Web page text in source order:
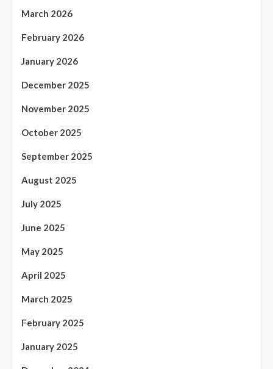
March 2026
February 2026
January 2026
December 2025
November 2025
October 2025
September 2025
August 2025
July 2025
June 2025
May 2025
April 2025
March 2025
February 2025
January 2025